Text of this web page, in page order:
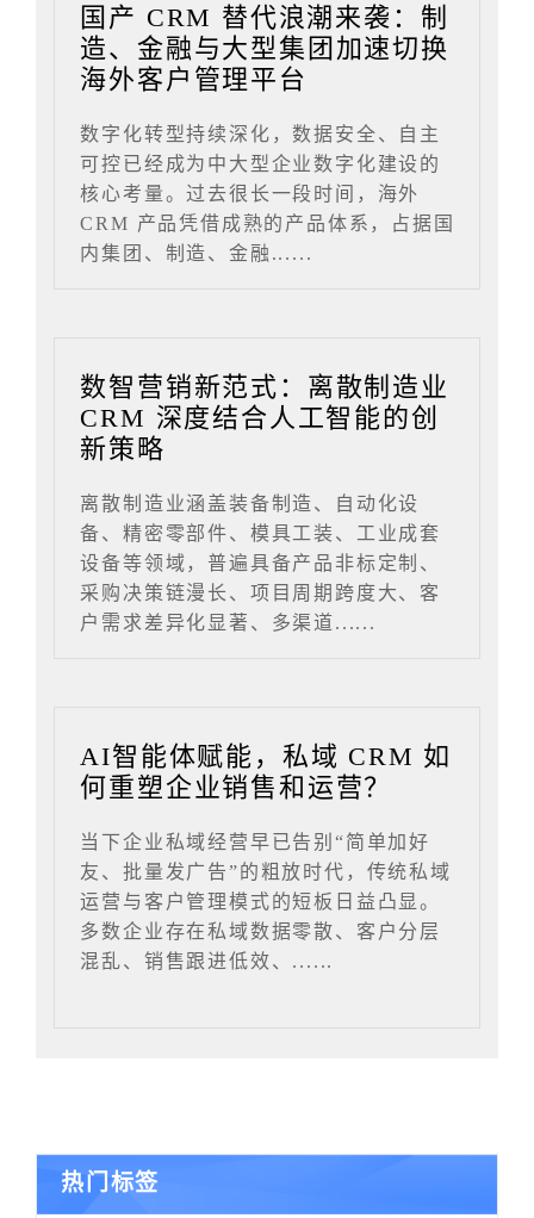
国产 CRM 替代浪潮来袭：制
造、金融与大型集团加速切换
海外客户管理平台
数字化转型持续深化，数据安全、自主
可控已经成为中大型企业数字化建设的
核心考量。过去很长一段时间，海外
CRM 产品凭借成熟的产品体系，占据国
内集团、制造、金融......
数智营销新范式：离散制造业
CRM 深度结合人工智能的创
新策略
离散制造业涵盖装备制造、自动化设
备、精密零部件、模具工装、工业成套
设备等领域，普遍具备产品非标定制、
采购决策链漫长、项目周期跨度大、客
户需求差异化显著、多渠道......
AI智能体赋能，私域 CRM 如
何重塑企业销售和运营？
当下企业私域经营早已告别“简单加好
友、批量发广告”的粗放时代，传统私域
运营与客户管理模式的短板日益凸显。
多数企业存在私域数据零散、客户分层
混乱、销售跟进低效、......
热门标签